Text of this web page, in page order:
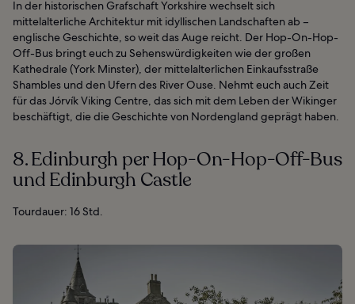
In der historischen Grafschaft Yorkshire wechselt sich
mittelalterliche Architektur mit idyllischen Landschaften ab –
englische Geschichte, so weit das Auge reicht. Der Hop-On-Hop-
Off-Bus bringt euch zu Sehenswürdigkeiten wie der großen
Kathedrale (York Minster), der mittelalterlichen Einkaufsstraße
Shambles und den Ufern des River Ouse. Nehmt euch auch Zeit
für das Jórvík Viking Centre, das sich mit dem Leben der Wikinger
beschäftigt, die die Geschichte von Nordengland geprägt haben.
8. Edinburgh per Hop-On-Hop-Off-Bus
und Edinburgh Castle
Tourdauer: 16 Std.